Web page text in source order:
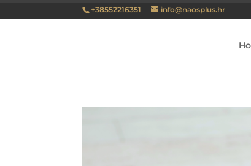
+38552216351 info@naosplus.hr